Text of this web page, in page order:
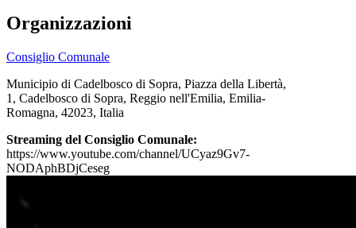
Organizzazioni
Consiglio Comunale
Municipio di Cadelbosco di Sopra, Piazza della Libertà,
1, Cadelbosco di Sopra, Reggio nell'Emilia, Emilia-
Romagna, 42023, Italia
Streaming del Consiglio Comunale:
https://www.youtube.com/channel/UCyaz9Gv7-
NODAphBDjCeseg